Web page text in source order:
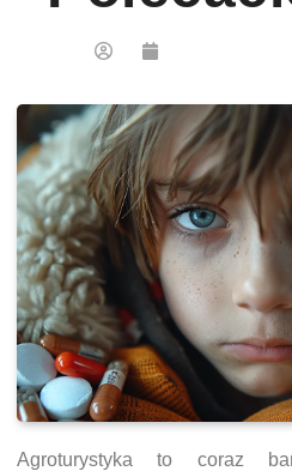
Agroturystyka to coraz